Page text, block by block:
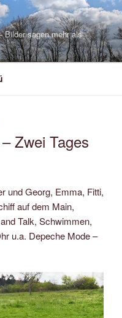
Bilder sagen mehr als
Zwei Tages
und Georg, Emma, Fitti,
auf dem Main,
Talk, Schwimmen,
u.a. Depeche Mode –